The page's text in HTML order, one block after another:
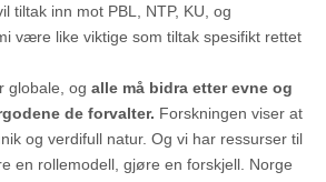
tiltak inn mot PBL, NTP, KU, og
være like viktige som tiltak spesifikt rettet
globale, og alle må bidra etter evne og
de forvalter. Forskningen viser at
og verdifull natur. Og vi har ressurser til
en rollemodell, gjøre en forskjell. Norge